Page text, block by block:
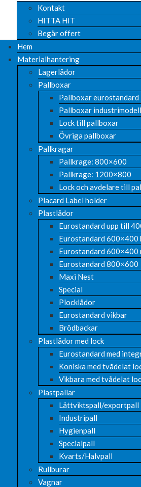
Kontakt
HITTA HIT
Begär offert
Hem
Materialhantering
Lagerlådor
Pallboxar
Pallboxar
Pallboxar
Lock till pallboxar
Övriga pallboxar
Pallkragar
Pallkrage: 800×600
Pallkrage: 1200×800
Lock och avdelare till
Placard Label holder
Plastlådor
Eurostandard upp till
Eurostandard 600×400
Eurostandard 600×400
Eurostandard 800×600
Maxi Nest
Special
Plocklådor
Eurostandard vikbar
Brödbackar
Plastlådor med lock
Eurostandard med
Koniska med tvådelat
Vikbara med tvådelat
Plastpallar
Lättviktspall/exportpall
Industripall
Hygienpall
Specialpall
Kvarts/Halvpall
Rullburar
Vagnar